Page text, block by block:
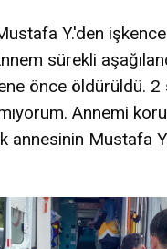
Y.'den
sürekli
önce öldürüldü. 2
Annemi
annesinin Mustafa